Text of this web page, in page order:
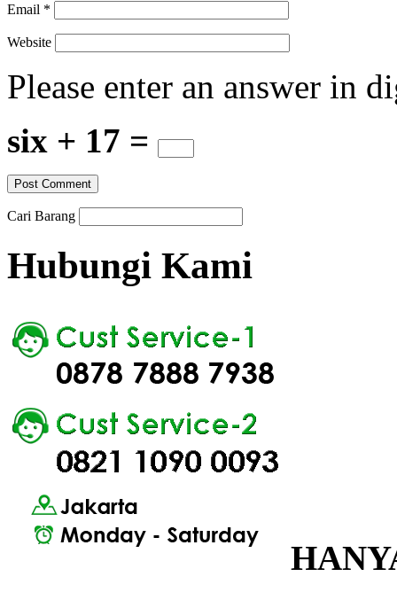
Email *
Website
Please enter an answer in
six + 17 =
Cari Barang
Hubungi Kami